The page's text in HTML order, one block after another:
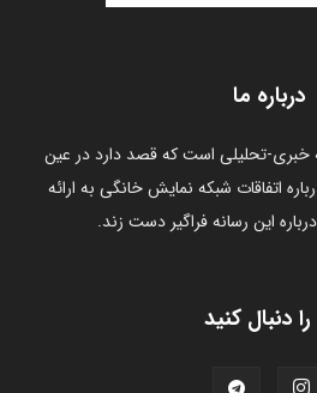
درباره ما
تحلیلی است که قصد دارد در عین
اتفاقات شبکه نمایش خانگی به ارائه
این رسانه فراگیر دست زند.
دنبال کنید